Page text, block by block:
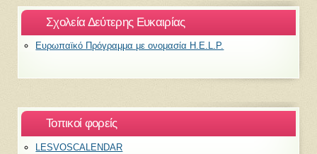
Σχολεία Δεύτερης Ευκαιρίας
Ευρωπαϊκό Πρόγραμμα με ονομασία H.E.L.P.
Τοπικοί φορείς
LESVOSCALENDAR